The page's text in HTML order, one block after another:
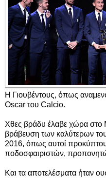
Η Γιουβέντους, όπως
Oscar του Calcio.
Χθες βράδυ έλαβε χώρα στο
βράβευση των καλύτερων
2016, όπως αυτοί
ποδοσφαιριστών,
Και τα αποτελέσματα ήταν